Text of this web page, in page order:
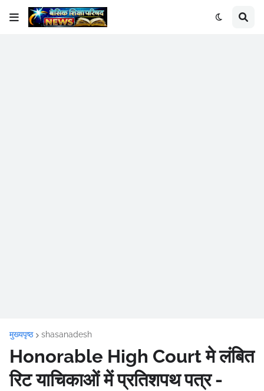
मुख्यपृष्ठ shasanadesh
Honorable High Court मे लंबित
रिट याचिकाओं में प्रतिशपथ पत्र -